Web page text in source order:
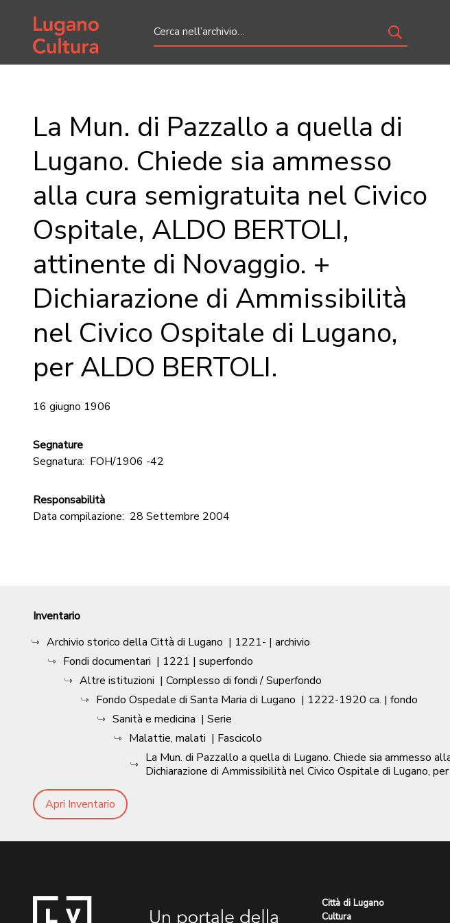
Home page
La Mun. di Pazzallo a quella di
Lugano. Chiede sia ammesso
alla cura semigratuita nel Civico
Ospitale, ALDO BERTOLI,
attinente di Novaggio. +
Dichiarazione di Ammissibilità
nel Civico Ospitale di Lugano,
per ALDO BERTOLI.
16 giugno 1906
Segnature
Segnatura: FOH/1906 -42
Responsabilità
Data compilazione: 28 Settembre 2004
Inventario
Archivio storico della Città di Lugano | 1221- | archivio
Fondi documentari | 1221 | superfondo
Altre istituzioni | Complesso di fondi / Superfondo
Fondo Ospedale di Santa Maria di Lugano | 1222-1920 ca. | fondo
Sanità e medicina | Serie
Malattie, malati | Fascicolo
La Mun. di Pazzallo a quella di Lugano. Chiede sia ammesso
Dichiarazione di Ammissibilità nel Civico Ospitale di Lugano,
Apri Inventario
Città di Lugano
Cultura